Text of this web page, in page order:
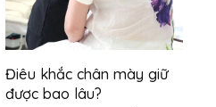
Điêu khắc chân mày giữ
được bao lâu?